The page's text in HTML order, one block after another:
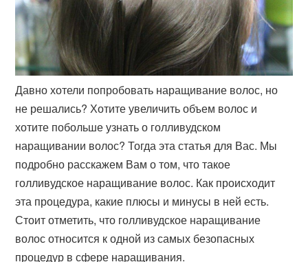
Давно хотели попробовать наращивание волос, но
не решались? Хотите увеличить объем волос и
хотите побольше узнать о голливудском
наращивании волос? Тогда эта статья для Вас. Мы
подробно расскажем Вам о том, что такое
голливудское наращивание волос. Как происходит
эта процедура, какие плюсы и минусы в ней есть.
Стоит отметить, что голливудское наращивание
волос относится к одной из самых безопасных
процедур в сфере наращивания.